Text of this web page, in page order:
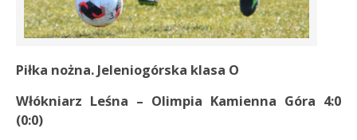
Piłka nożna. Jeleniogórska klasa O
Włókniarz Leśna – Olimpia Kamienna Góra 4:0
(0:0)